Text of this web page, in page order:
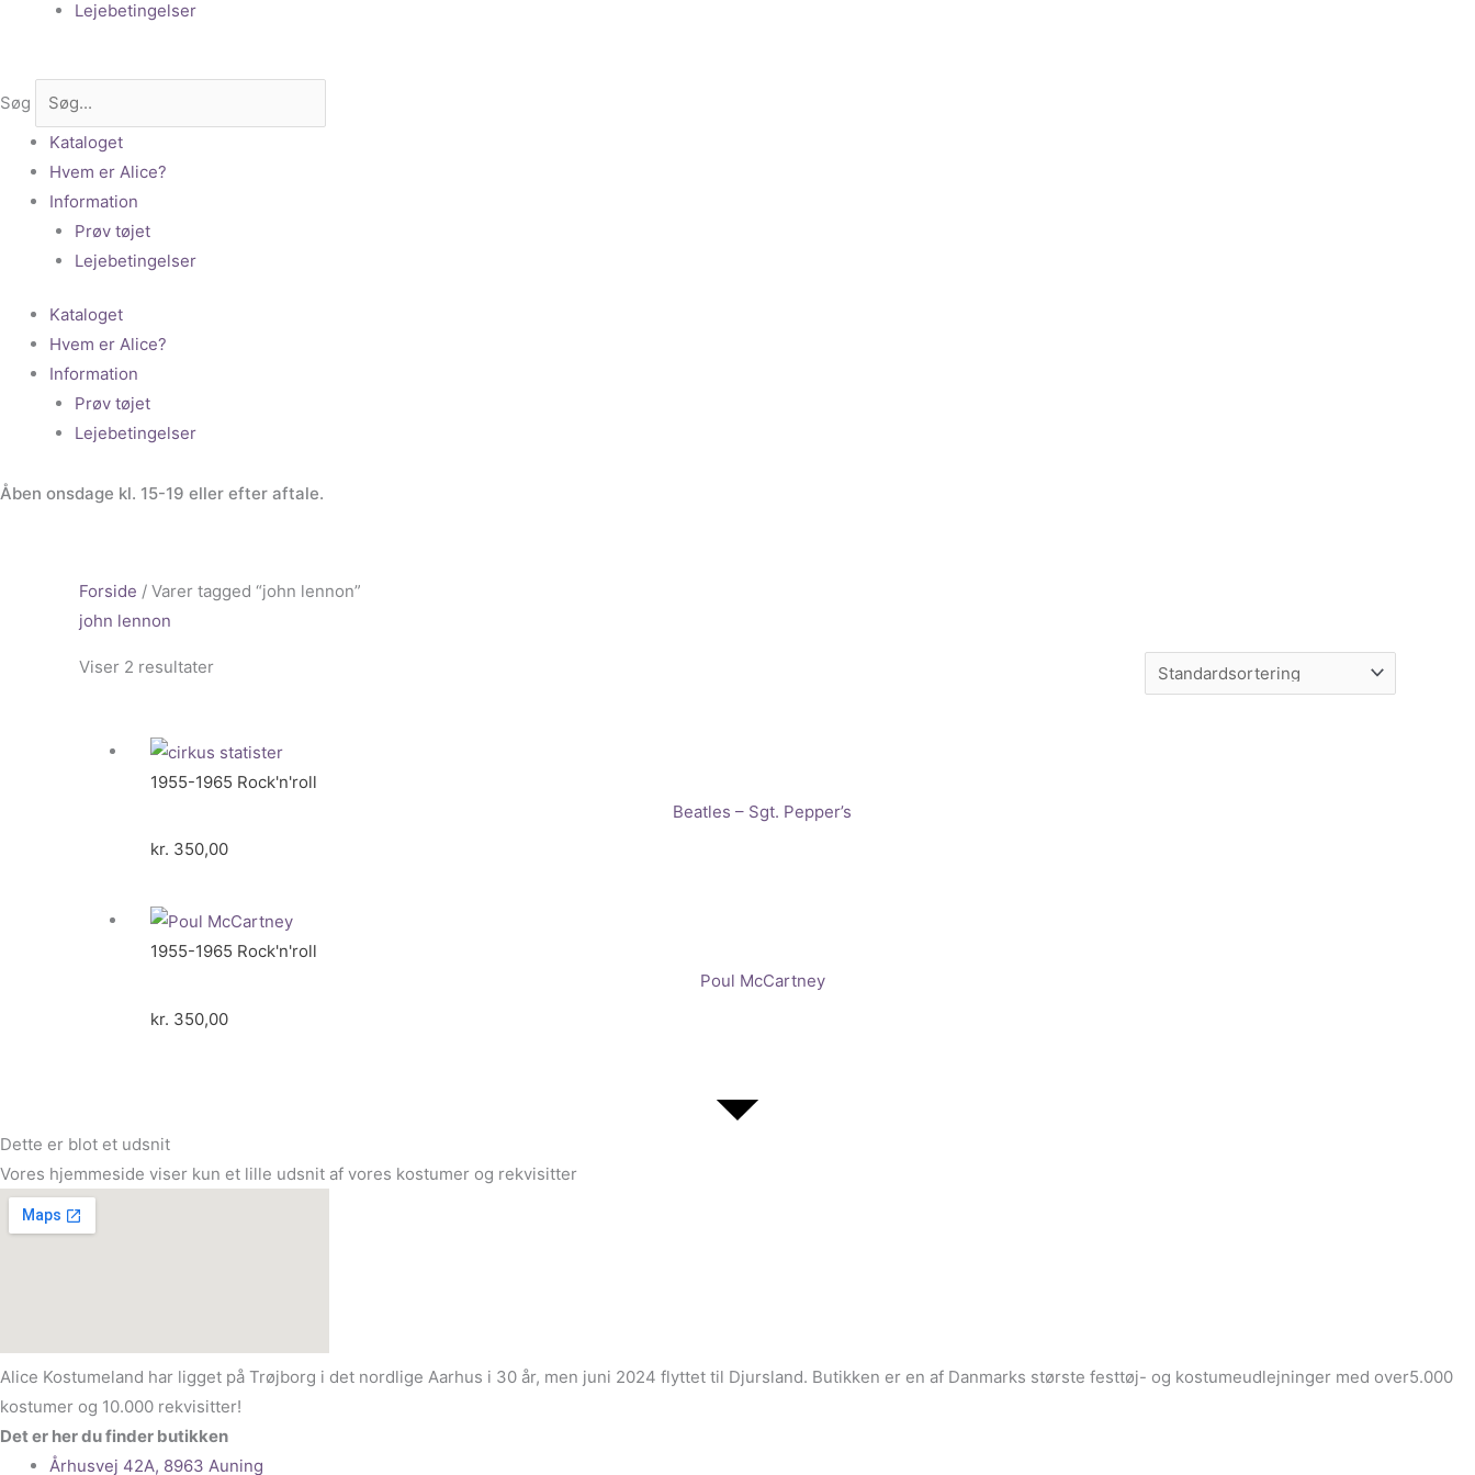
Lejebetingelser
Søg
Kataloget
Hvem er Alice?
Information
Prøv tøjet
Lejebetingelser
Kataloget
Hvem er Alice?
Information
Prøv tøjet
Lejebetingelser
Åben onsdage kl. 15-19 eller efter aftale.
Forside / Varer tagged “john lennon”
john lennon
Viser 2 resultater
1955-1965 Rock'n'roll
Beatles – Sgt. Pepper’s
kr. 350,00
1955-1965 Rock'n'roll
Poul McCartney
kr. 350,00
Dette er blot et udsnit
Vores hjemmeside viser kun et lille udsnit af vores kostumer og rekvisitter
Alice Kostumeland har ligget på Trøjborg i det nordlige Aarhus i 30 år, men juni 2024 flyttet til Djursland. Butikken er en af Danmarks største festtøj- og kostumeudlejninger med over5.000
kostumer og 10.000 rekvisitter!
Det er her du finder butikken
Århusvej 42A, 8963 Auning